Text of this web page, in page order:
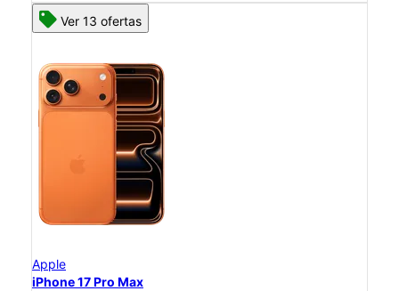
Ver 13 ofertas
Apple
iPhone 17 Pro Max